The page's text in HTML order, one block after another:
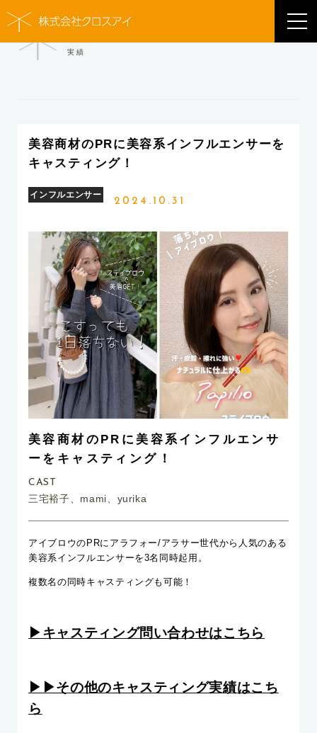
WORKS
実績
美容商材のPRに美容系インフルエンサーを
キャスティング！
インフルエンサー
2024.10.31
美容商材のPRに美容系インフルエンサ
ーをキャスティング！
CAST
三宅裕子、mami、yurika
アイブロウのPRにアラフォー/アラサー世代から人気のある
美容系インフルエンサーを3名同時起用。
複数名の同時キャスティングも可能！
▶︎キャスティング問い合わせはこちら
▶︎▶︎その他のキャスティング実績はこち
ら